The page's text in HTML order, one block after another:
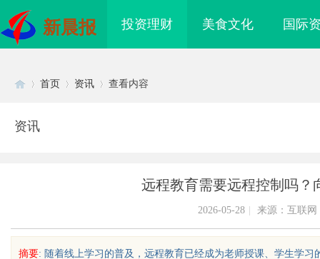
新晨报 投资理财 美食文化 国际
首页 资讯 查看内容
资讯
远程教育需要远程控制吗？
2026-05-28 来源：互联网
摘要: 随着线上学习的普及，远程教育已经成为老师授课、学生学